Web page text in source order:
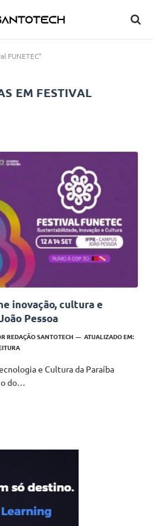
FUNETEC"
EM FESTIVAL
inovação, cultura e
Pessoa
REDAÇÃO SANTOTECH
ATUALIZADO EM:
e Cultura da Paraíba
do…